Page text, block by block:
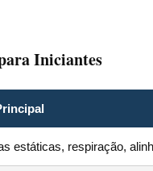
Iniciantes
estáticas, respiração,